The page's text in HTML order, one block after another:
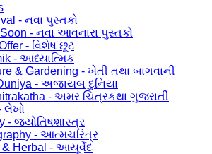
- નવા પુસ્તકો
- નવા આવનારા પુસ્તકો
- વિશેષ છૂટ
- આધ્યાત્મિક
& Gardening - ખેતી તથા બાગવાની
- અજાયબ દુનિયા
- અમર ચિત્રકથા ગુજરાતી
લેખો
- જ્યોતિષશાસ્ત્ર
- આત્મચરિત્ર
& Herbal - આયૂર્વેદ